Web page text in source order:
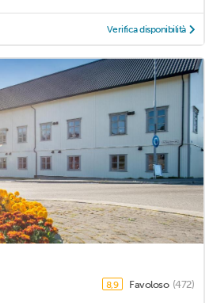
Verifica disponibilità
8,9 Favoloso (472)